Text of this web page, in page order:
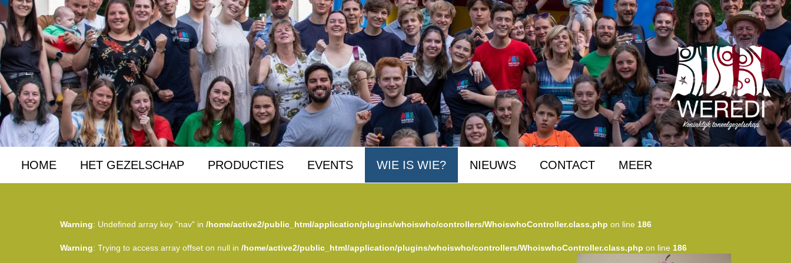
HOME HET GEZELSCHAP PRODUCTIES EVENTS WIE IS WIE? NIEUWS CONTACT MEER
Warning: Undefined array key "nav" in /home/active2/public_html/application/plugins/whoiswho/controllers/WhoiswhoController.class.php on line 186
Warning: Trying to access array offset on null in /home/active2/public_html/application/plugins/whoiswho/controllers/WhoiswhoController.class.php on line 186